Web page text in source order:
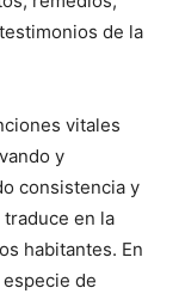
de la
vitales
y
consistencia y
en la
habitantes. En
de